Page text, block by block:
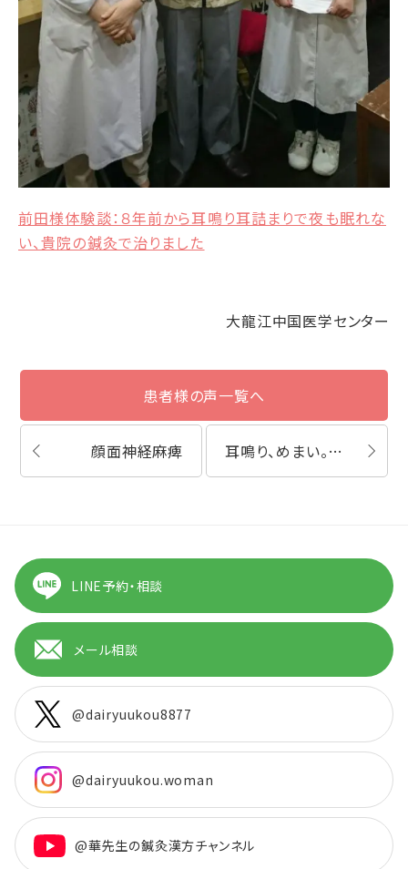
前田様体験談：８年前から耳鳴り耳詰まりで夜も眠れな
い、貴院の鍼灸で治りました
大龍江中国医学センター
患者様の声一覧へ
顔面神経麻痺 耳鳴り、めまい。頭痛
LINE予約・相談
メール相談
@dairyuukou8877
@dairyuukou.woman
@華先生の鍼灸漢方チャンネル